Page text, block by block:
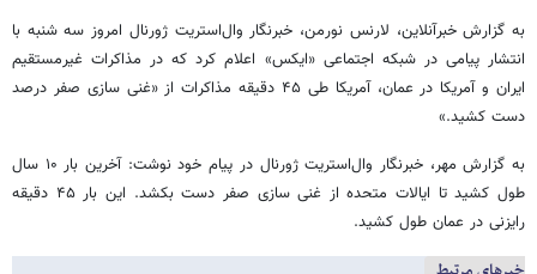
به گزارش خبرآنلاین، لارنس نورمن، خبرنگار وال‌استریت ژورنال امروز سه شنبه با
انتشار پیامی در شبکه اجتماعی «ایکس» اعلام کرد که در مذاکرات غیرمستقیم
ایران و آمریکا در عمان، آمریکا طی ۴۵ دقیقه مذاکرات از «غنی سازی صفر درصد
دست کشید.»
به گزارش مهر، خبرنگار وال‌استریت ژورنال در پیام خود نوشت: آخرین بار ۱۰ سال
طول کشید تا ایالات متحده از غنی سازی صفر دست بکشد. این بار ۴۵ دقیقه
رایزنی در عمان طول کشید.